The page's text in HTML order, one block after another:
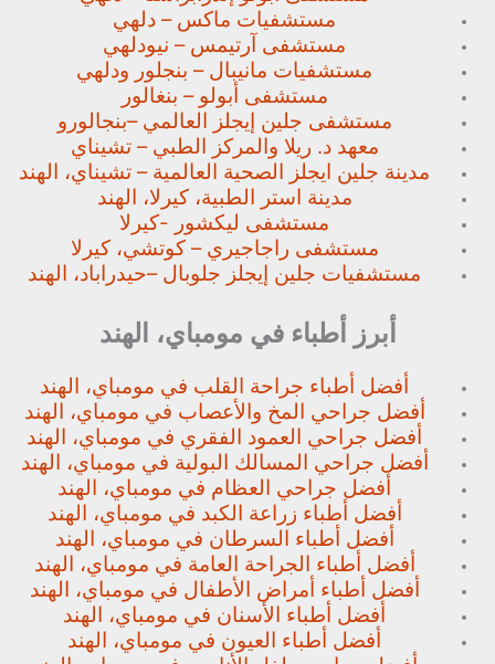
مستشفيات ماكس – دلهي
مستشفى آرتيمس – نيودلهي
مستشفيات مانيبال – بنجلور ودلهي
مستشفى أبولو – بنغالور
مستشفى جلين إيجلز العالمي –بنجالورو
معهد د. ريلا والمركز الطبي – تشيناي
مدينة جلين ايجلز الصحية العالمية – تشيناي، الهند
مدينة استر الطبية، كيرلا، الهند
مستشفى ليكشور -كيرلا
مستشفى راجاجيري – كوتشي، كيرلا
مستشفيات جلين إيجلز جلوبال –حيدراباد، الهند
أبرز أطباء في مومباي، الهند
أفضل أطباء جراحة القلب في مومباي، الهند
أفضل جراحي المخ والأعصاب في مومباي، الهند
أفضل جراحي العمود الفقري في مومباي، الهند
أفضل جراحي المسالك البولية في مومباي، الهند
أفضل جراحي العظام في مومباي، الهند
أفضل أطباء زراعة الكبد في مومباي، الهند
أفضل أطباء السرطان في مومباي، الهند
أفضل أطباء الجراحة العامة في مومباي، الهند
أفضل أطباء أمراض الأطفال في مومباي، الهند
أفضل أطباء الأسنان في مومباي، الهند
أفضل أطباء العيون في مومباي، الهند